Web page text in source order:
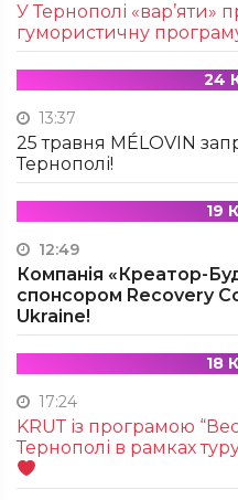
У Тернополі «вар’яти»
гумористичну
24
13:37
25 травня MÉLOVIN
Тернополі!
19
12:49
Компанія «Креатор-
спонсором Recovery
Ukraine!
18
17:24
KRUТ із програмою
Тернополі в рамках